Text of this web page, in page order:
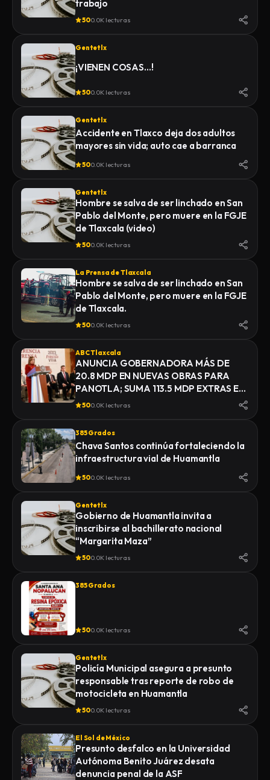
INSTITUTO DE CIENCIAS FORENSES
(INCIFO), DONDE SE REALIZARÍAN EL
CORRESPONDIENTE
trabajo
500.0K lecturas
Gentetlx
¡VIENEN COSAS…!
500.0K lecturas
Gentetlx
Accidente en Tlaxco deja dos adultos
mayores sin vida; auto cae a barranca
500.0K lecturas
Gentetlx
Hombre se salva de ser linchado en San
Pablo del Monte, pero muere en la FGJE
de Tlaxcala (video)
500.0K lecturas
La Prensa de Tlaxcala
Hombre se salva de ser linchado en San
Pablo del Monte, pero muere en la FGJE
de Tlaxcala.
500.0K lecturas
ABC Tlaxcala
ANUNCIA GOBERNADORA MÁS DE
20.8 MDP EN NUEVAS OBRAS PARA
PANOTLA; SUMA 113.5 MDP EXTRAS EN
INFRAESTRUCTURA
500.0K lecturas
385 Grados
Chava Santos continúa fortaleciendo la
infraestructura vial de Huamantla
500.0K lecturas
Gentetlx
Gobierno de Huamantla invita a
inscribirse al bachillerato nacional
“Margarita Maza”
500.0K lecturas
385 Grados
500.0K lecturas
Gentetlx
Policía Municipal asegura a presunto
responsable tras reporte de robo de
motocicleta en Huamantla
500.0K lecturas
El Sol de México
Presunto desfalco en la Universidad
Autónoma Benito Juárez desata
denuncia penal de la ASF